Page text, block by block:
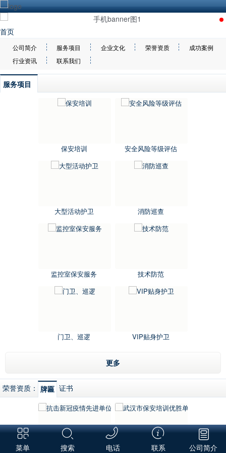
首页
公司简介 服务项目 企业文化 荣誉资质
成功案例
行业资讯
联系我们
服务项目
保安培训 安全风险等级评估
大型活动护卫 消防巡查
监控室保安服务 技术防范
门卫、巡逻 VIP贴身护卫
更多
荣誉资质： 牌匾 证书
菜单 搜索 电话 联系 公司简介